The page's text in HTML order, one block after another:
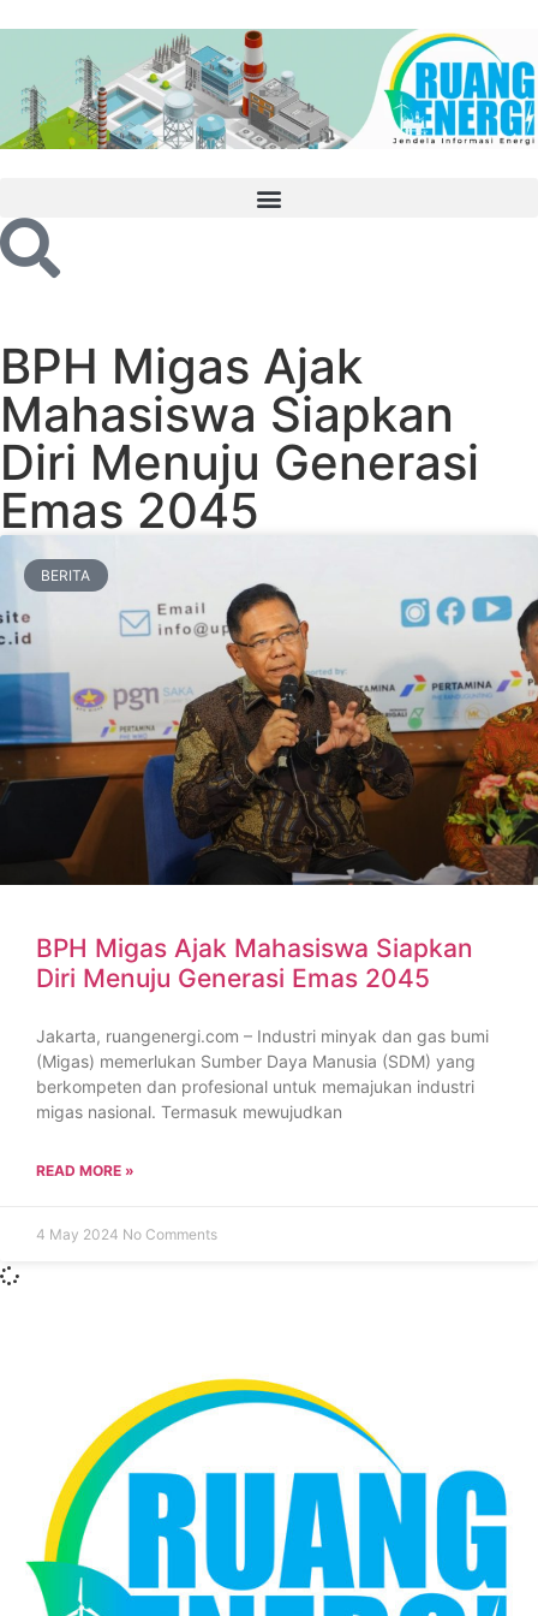
BPH Migas Ajak
Mahasiswa Siapkan
Diri Menuju Generasi
Emas 2045
BERITA
BPH Migas Ajak Mahasiswa Siapkan
Diri Menuju Generasi Emas 2045
Jakarta, ruangenergi.com – Industri minyak dan gas bumi
(Migas) memerlukan Sumber Daya Manusia (SDM) yang
berkompeten dan profesional untuk memajukan industri
migas nasional. Termasuk mewujudkan
READ MORE »
4 May 2024 No Comments